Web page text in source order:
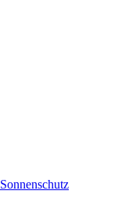
Sonnenschutz